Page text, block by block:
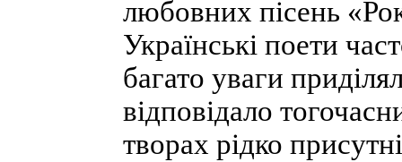
любовних пісень
Українські поети
багато уваги
відповідало
творах рідко